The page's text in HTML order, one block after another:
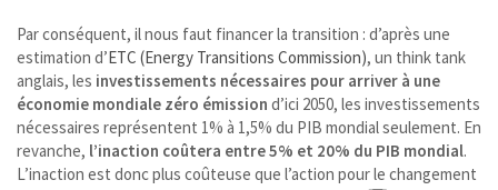
Par conséquent, il nous faut financer la transition : d’après une
estimation d’ETC (Energy Transitions Commission), un think tank
anglais, les investissements nécessaires pour arriver à une
économie mondiale zéro émission d’ici 2050, les investissements
nécessaires représentent 1% à 1,5% du PIB mondial seulement. En
revanche, l’inaction coûtera entre 5% et 20% du PIB mondial.
L’inaction est donc plus coûteuse que l’action pour le changement